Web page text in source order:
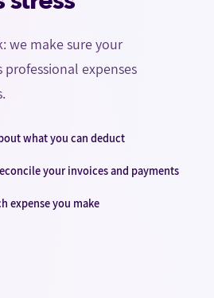
we make sure your
expenses
what you can deduct
your invoices and payments
expense you make